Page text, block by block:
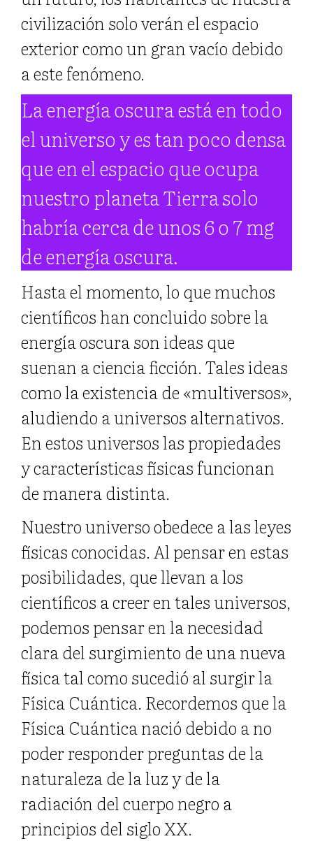
civilización solo verán el espacio
exterior como un gran vacío debido
a este fenómeno.
La energía oscura está en todo
el universo y es tan poco densa
que en el espacio que ocupa
nuestro planeta Tierra solo
habría cerca de unos 6 o 7 mg
de energía oscura.
Hasta el momento, lo que muchos
científicos han concluido sobre la
energía oscura son ideas que
suenan a ciencia ficción. Tales ideas
como la existencia de «multiversos»,
aludiendo a universos alternativos.
En estos universos las propiedades
y características físicas funcionan
de manera distinta.
Nuestro universo obedece a las leyes
físicas conocidas. Al pensar en estas
posibilidades, que llevan a los
científicos a creer en tales universos,
podemos pensar en la necesidad
clara del surgimiento de una nueva
física tal como sucedió al surgir la
Física Cuántica. Recordemos que la
Física Cuántica nació debido a no
poder responder preguntas de la
naturaleza de la luz y de la
radiación del cuerpo negro a
principios del siglo XX.